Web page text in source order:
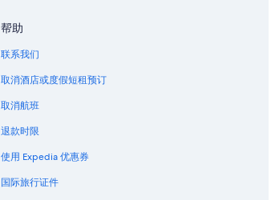
帮助
联系我们
取消酒店或度假短租预订
取消航班
退款时限
使用 Expedia 优惠券
国际旅行证件